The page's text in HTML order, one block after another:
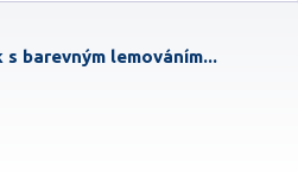
barevným lemováním...